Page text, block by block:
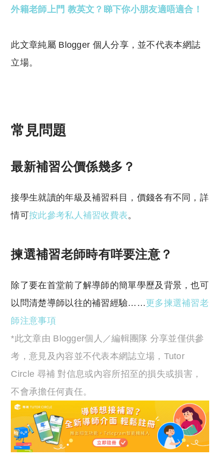
外籍老師上門 教英文？睇下你小朋友適唔適合！
此文章純屬 Blogger 個人分享，並不代表本網誌
立場。
常見問題
最新補習公價係幾多？
接學生就讀的年級及補習科目，價錢各有不同，詳
情可按此參考私人補習收費表。
揀選補習老師時有咩要注意？
除了要在首堂前了解導師的簡單學歷及背景，也可
以問清楚導師以往的補習經驗……更多揀選補習老
師注意事項
*此文章由 Blogger個人／編輯團隊 分享並僅供參
考，意見及內容並不代表本網誌立場，Tutor
Circle 尋補 對信息或內容所招至的損失或損害，
不會承擔任何責任。